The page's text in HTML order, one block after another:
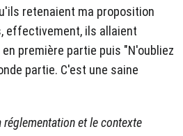
retenaient ma proposition
effectivement, ils allaient
première partie puis "N'oubliez
partie. C'est une saine
réglementation et le contexte